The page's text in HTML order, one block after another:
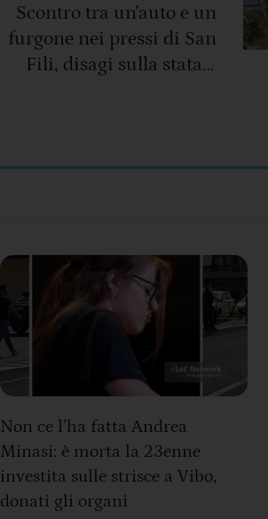
Scontro tra un’auto e un
furgone nei pressi di San
Fili, disagi sulla statale
Non ce l’ha fatta Andrea
Minasi: è morta la 23enne
investita sulle strisce a Vibo,
donati gli organi